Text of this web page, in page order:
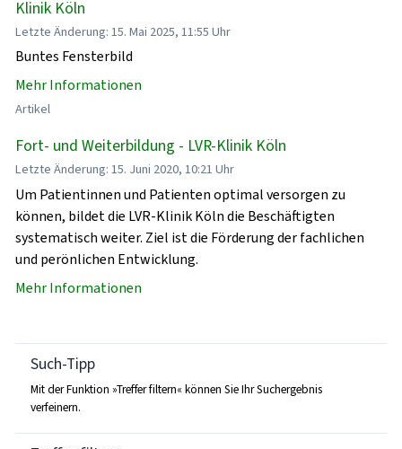
Klinik Köln
Letzte Änderung: 15. Mai 2025, 11:55 Uhr
Buntes Fensterbild
Mehr Informationen
Artikel
Fort- und Weiterbildung - LVR-Klinik Köln
Letzte Änderung: 15. Juni 2020, 10:21 Uhr
Um Patientinnen und Patienten optimal versorgen zu
können, bildet die LVR-Klinik Köln die Beschäftigten
systematisch weiter. Ziel ist die Förderung der fachlichen
und perönlichen Entwicklung.
Mehr Informationen
Such-Tipp
Mit der Funktion »Treffer filtern« können Sie Ihr Suchergebnis
verfeinern.